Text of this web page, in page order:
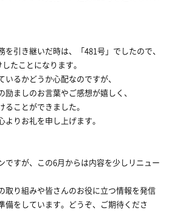
を引き継いだ時は、「481号」でしたので、
たことになります。
いるかどうか心配なのですが、
励ましのお言葉やご感想が嬉しく、
ることができました。
よりお礼を申し上げます。
ですが、この6月からは内容を少しリニュー
取り組みや皆さんのお役に立つ情報を発信
備をしています。どうぞ、ご期待くださ